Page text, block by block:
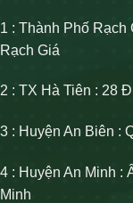
1 : Thành Phố Rạch
Rạch Giá
2 : TX Hà Tiên : 28
3 : Huyện An Biên :
4 : Huyện An Minh :
Minh